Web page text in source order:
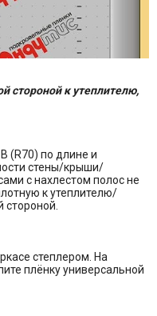
стороной к утеплителю,
(R70) по длине и
стены/крыши/
с нахлестом полос не
к утеплителю/
стороной.
степлером. На
плёнку универсальной